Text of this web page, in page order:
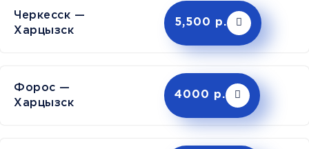
Черкесск —
Харцызск
5,500 р.
Форос —
Харцызск
4000 р.